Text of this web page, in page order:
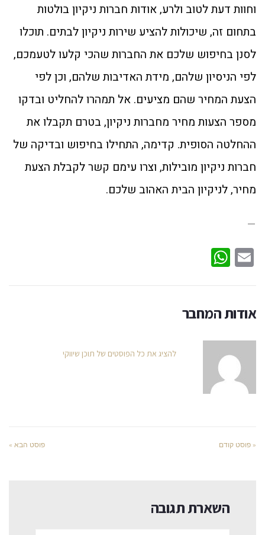
וחוות דעת לטוב ולרע, אודות חברות ניקיון בולטות
בתחום זה, שיכולות להציע שירות ניקיון לבתים. תוכלו
לסנן בחיפוש שלכם את החברות שהכי קלעו לטעמכם,
לפי הניסיון שלהם, מידת האדיבות שלהם, וכן לפי
הצעת המחיר שהם מציעים. אל תמהרו להחליט ובדקו
מספר הצעות מחיר מחברות ניקיון, בטרם תקבלו את
ההחלטה הסופית. קדימה, התחילו בחיפוש ובדיקה של
חברות ניקיון מובילות, וצרו עימם קשר לקבלת הצעת
מחיר, לניקיון הבית האהוב שלכם.
—
Email
אודות המחבר
להציג את כל הפוסטים של תוכן שיווקי
« פוסט קודם פוסט הבא »
השארת תגובה